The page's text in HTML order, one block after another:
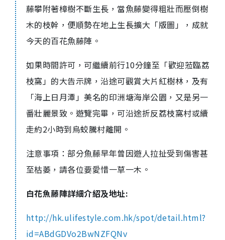
藤攀附著樟樹不斷生長，當魚藤變得粗壯而壓倒樹
木的枝幹，便順勢在地上生長擴大「版圖」，成就
今天的百花魚藤陣。
如果時間許可，可繼續前行10分鐘至「歡迎蒞臨荔
枝窩」的大告示牌，沿途可觀賞大片紅樹林，及有
「海上日月潭」美名的印洲塘海岸公園，又是另一
番壯麗景致。遊覽完畢，可沿途折反荔枝窩村或續
走約2小時到烏蛟騰村離開。
注意事項：部分魚藤早年曾因遊人拉扯受到傷害甚
至枯萎，請各位要愛惜一草一木。
白花魚藤陣詳細介紹及地址:
http://hk.ulifestyle.com.hk/spot/detail.html?
id=ABdGDVo2BwNZFQNv